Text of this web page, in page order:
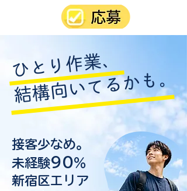
ひとり作業、
結構向いてるかも。
接客少なめ。
未経験90％
新宿区エリア